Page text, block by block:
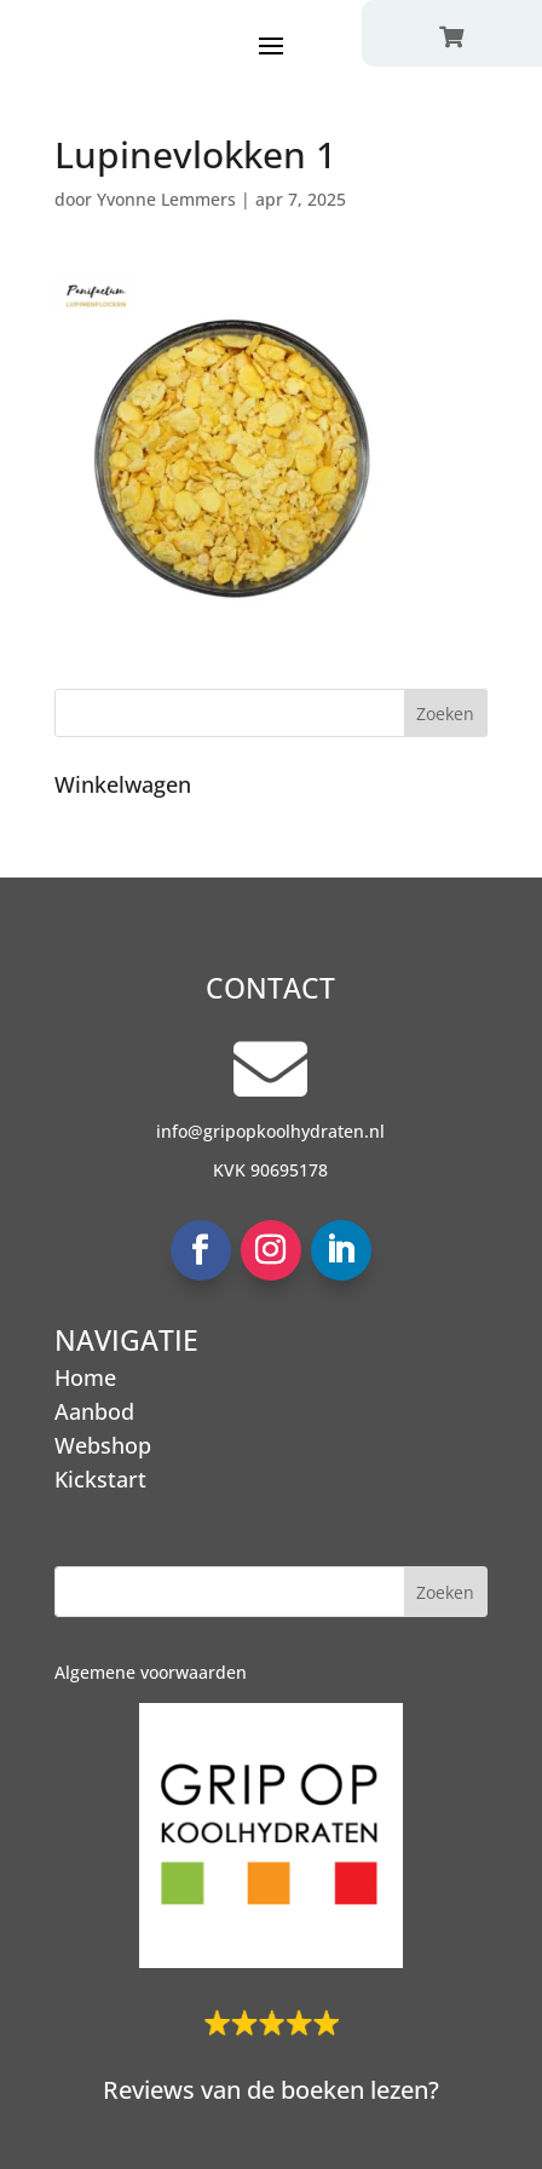

Lupinevlokken 1
door Yvonne Lemmers | apr 7, 2025
Winkelwagen
CONTACT

info@gripopkoolhydraten.nl
KVK 90695178
NAVIGATIE
Home
Aanbod
Webshop
Kickstart
Algemene voorwaarden
Reviews van de boeken lezen?